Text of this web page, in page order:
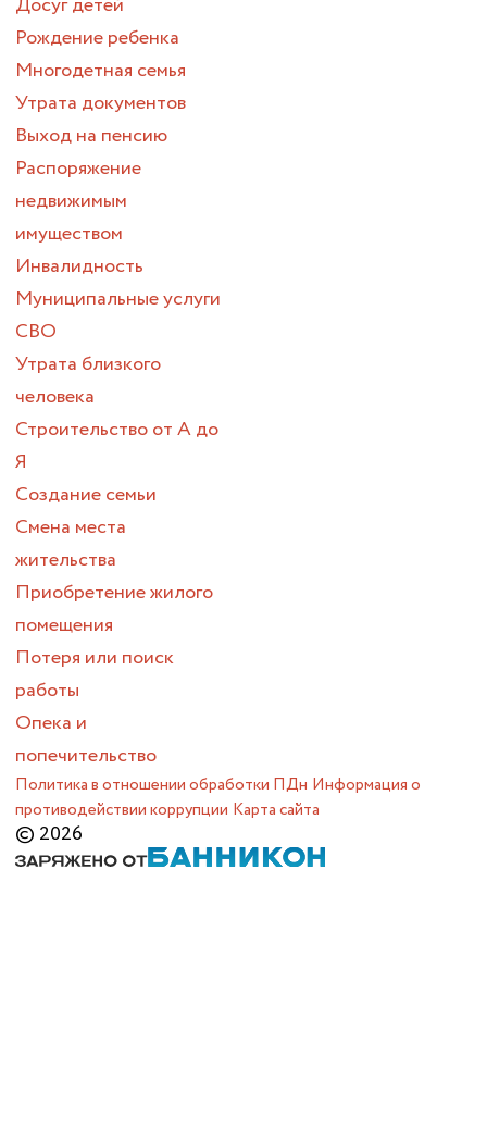
Рождение ребенка
Многодетная семья
Утрата документов
Выход на пенсию
Распоряжение
недвижимым
имуществом
Инвалидность
Муниципальные услуги
СВО
Утрата близкого
человека
Строительство от А до
Я
Создание семьи
Смена места
жительства
Приобретение жилого
помещения
Потеря или поиск
работы
Опека и
попечительство
Политика в отношении обработки ПДн Информация о
противодействии коррупции Карта сайта
© 2026